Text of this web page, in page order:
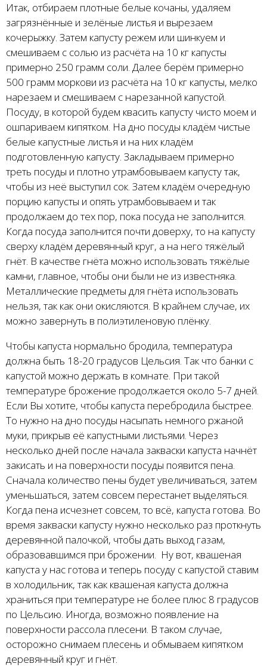
Итак, отбираем плотные белые кочаны, удаляем
загрязнённые и зелёные листья и вырезаем
кочерыжку. Затем капусту режем или шинкуем и
смешиваем с солью из расчёта на 10 кг капусты
примерно 250 грамм соли. Далее берём примерно
500 грамм моркови из расчёта на 10 кг капусты, мелко
нарезаем и смешиваем с нарезанной капустой.
Посуду, в которой будем квасить капусту чисто моем и
ошпариваем кипятком. На дно посуды кладём чистые
белые капустные листья и на них кладём
подготовленную капусту. Закладываем примерно
треть посуды и плотно утрамбовываем капусту так,
чтобы из неё выступил сок. Затем кладём очередную
порцию капусты и опять утрамбовываем и так
продолжаем до тех пор, пока посуда не заполнится.
Когда посуда заполнится почти доверху, то на капусту
сверху кладём деревянный круг, а на него тяжёлый
гнёт. В качестве гнёта можно использовать тяжёлые
камни, главное, чтобы они были не из известняка.
Металлические предметы для гнёта использовать
нельзя, так как они окисляются. В крайнем случае, их
можно завернуть в полиэтиленовую плёнку.
Чтобы капуста нормально бродила, температура
должна быть 18-20 градусов Цельсия. Так что банки с
капустой можно держать в комнате. При такой
температуре брожение продолжается около 5-7 дней.
Если Вы хотите, чтобы капуста перебродила быстрее.
То нужно на дно посуды насыпать немного ржаной
муки, прикрыв её капустными листьями. Через
несколько дней после начала закваски капуста начнёт
закисать и на поверхности посуды появится пена.
Сначала количество пены будет увеличиваться, затем
уменьшаться, затем совсем перестанет выделяться.
Когда пена исчезнет совсем, то всё, капуста готова. Во
время закваски капусту нужно несколько раз проткнуть
деревянной палочкой, чтобы дать выход газам,
образовавшимся при брожении. Ну вот, квашеная
капуста у нас готова и теперь посуду с капустой ставим
в холодильник, так как квашеная капуста должна
храниться при температуре не более плюс 8 градусов
по Цельсию. Иногда, возможно появление на
поверхности рассола плесени. В таком случае,
осторожно снимаем плесень и обмываем кипятком
деревянный круг и гнёт.